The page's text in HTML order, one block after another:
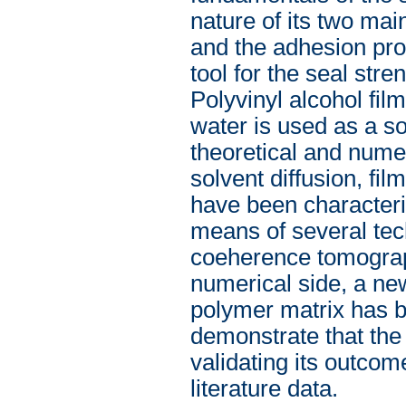
nature of its two
and the adhesion
tool for the seal
Polyvinyl alcohol
water is used as a
theoretical and
solvent diffusion,
have been
means of several
coeherence
numerical side, a
polymer matrix has
demonstrate that
validating its
literature data.